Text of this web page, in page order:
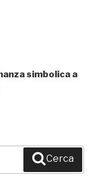
simbolica a
Cerca